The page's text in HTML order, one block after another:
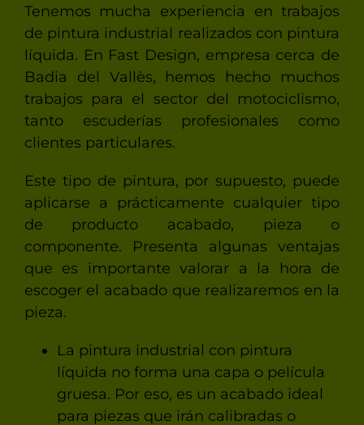
Tenemos mucha experiencia en trabajos
de pintura industrial realizados con pintura
líquida. En Fast Design, empresa cerca de
Badia del Vallès, hemos hecho muchos
trabajos para el sector del motociclismo,
tanto escuderías profesionales como
clientes particulares.
Este tipo de pintura, por supuesto, puede
aplicarse a prácticamente cualquier tipo
de producto acabado, pieza o
componente. Presenta algunas ventajas
que es importante valorar a la hora de
escoger el acabado que realizaremos en la
pieza.
La pintura industrial con pintura
líquida no forma una capa o película
gruesa. Por eso, es un acabado ideal
para piezas que irán calibradas o